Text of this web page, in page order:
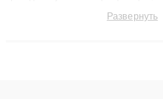
сохранением гарантии до 3 лет. Наши
Развернуть